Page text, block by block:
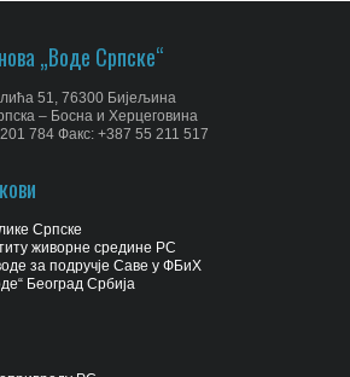
„Воде Српске“
51, 76300 Бијељина
– Босна и Херцеговина
784 Факс: +387 55 211 517
Српске
живорне средине РС
за подручје Саве у ФБиХ
Београд Србија